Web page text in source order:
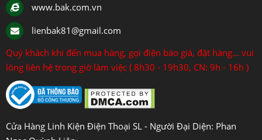
www.bak.com.vn
lienbak81@gmail.com
Quý khách khi đến mua hàng, gọi điện báo giá, đặt hàng... vui
lòng liên hệ trong giờ làm việc ( 8h30 - 19h30, CN: 9h - 16h )
Cửa Hàng Linh Kiện Điện Thoại SL - Người Đại Diện: Phan